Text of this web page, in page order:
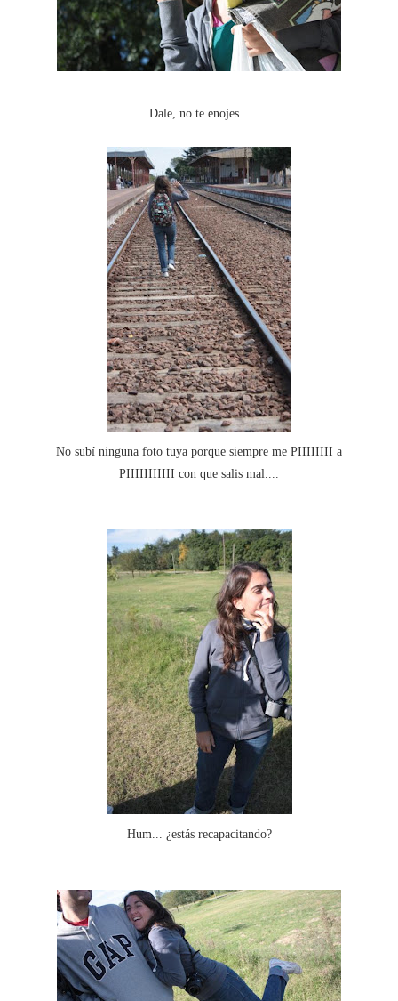
Dale, no te enojes...
No subí ninguna foto tuya porque siempre me PIIIIIIII a
PIIIIIIIIIII con que salis mal....
Hum... ¿estás recapacitando?